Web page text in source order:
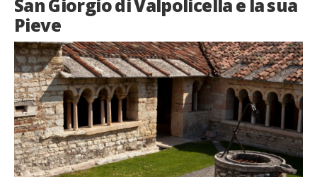
San Giorgio di Valpolicella e la sua
Pieve